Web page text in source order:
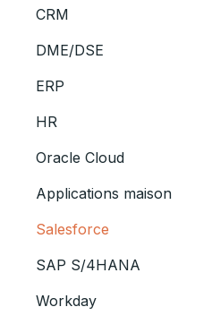
CRM
DME/DSE
ERP
HR
Oracle Cloud
Applications maison
Salesforce
SAP S/4HANA
Workday